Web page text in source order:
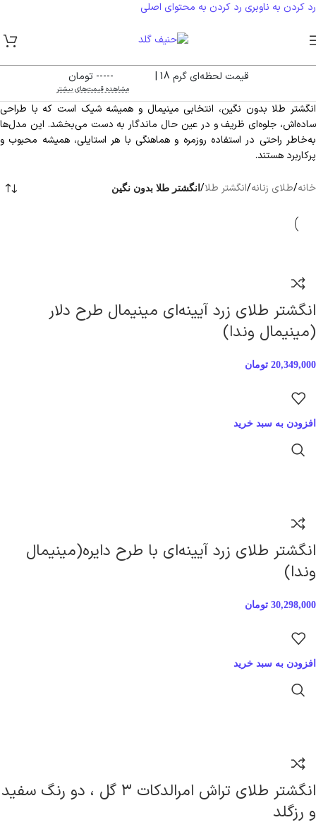
رد کردن به ناوبری رد کردن به محتوای اصلی
قیمت لحظه‌ای گرم 18 | ----- تومان
مشاهده قیمت‌های بیشتر
انگشتر طلا بدون نگین، انتخابی مینیمال و همیشه شیک است که با طراحی
ساده‌اش، جلوه‌ای ظریف و در عین حال ماندگار به دست می‌بخشد. این مدل‌ها
به‌خاطر راحتی در استفاده روزمره و هماهنگی با هر استایلی، همیشه محبوب و
پرکاربرد هستند.
خانه/طلای زنانه/انگشتر طلا/ انگشتر طلا بدون نگین
انگشتر طلای زرد آیینه‌ای مینیمال طرح دلار
(مینیمال وندا)
20,349,000 تومان
افزودن به سبد خرید
انگشتر طلای زرد آیینه‌ای با طرح دایره(مینیمال
وندا)
30,298,000 تومان
افزودن به سبد خرید
انگشتر طلای تراش امرالدکات ۳ گل ، دو رنگ سفید
و رزگلد